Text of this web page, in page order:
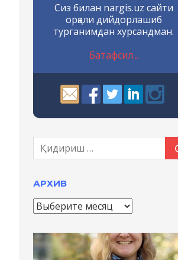
Сиз билан nargis.uz сайти
орқали дийдорлашиб
турганимдан хурсандман.
Батафсил...
АРХИВ
А
р
и
в